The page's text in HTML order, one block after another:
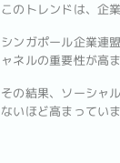
このトレンドは、企
シンガポール企業連
ャネルの重要性が高
その結果、ソーシャ
ないほど高まっていま